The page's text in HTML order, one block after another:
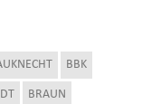
BBK
BRAUN